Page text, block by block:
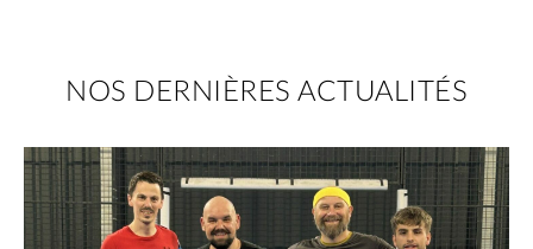
NOS DERNIÈRES ACTUALITÉS